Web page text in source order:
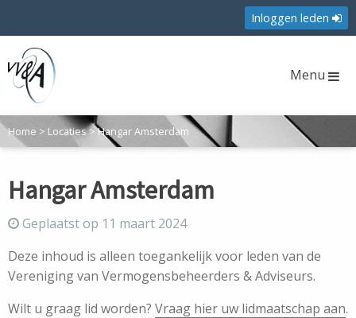
Inloggen leden
Menu
Home > Locaties>Hangar Amsterdam
Hangar Amsterdam
Geplaatst op 11 maart 2024
Deze inhoud is alleen toegankelijk voor leden van de
Vereniging van Vermogensbeheerders & Adviseurs.
Wilt u graag lid worden? Vraag hier uw lidmaatschap aan.